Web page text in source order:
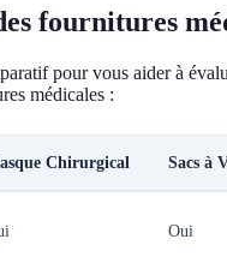
fournitures
pour vous aider à
médicales :
Chirurgical Sacs à
Oui